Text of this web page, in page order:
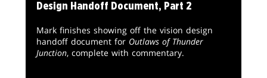
Design Handoff Document, Part 2
Mark finishes showing off the vision design
handoff document for Outlaws of Thunder
Junction, complete with commentary.